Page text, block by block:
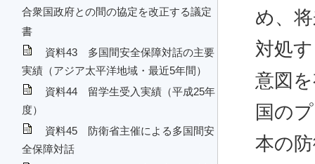
合衆国政府との間の協定を改正する議定
書
資料43 多国間安全保障対話の主要
実績（アジア太平洋地域・最近5年間）
資料44 留学生受入実績（平成25年
度）
資料45 防衛省主催による多国間安
全保障対話
め、
対処
意図
国の
本の